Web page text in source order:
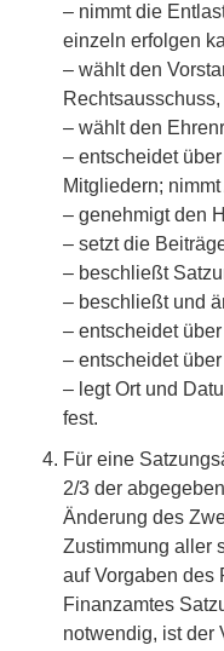
– nimmt die
einzeln erfolgen
– wählt den
Rechtsausschuss,
– wählt den
– entscheidet
Mitgliedern;
– genehmigt den
– setzt die
– beschließt
– beschließt und
– entscheidet
– entscheidet
– legt Ort und
fest.
Für eine
2/3 der
Änderung des
Zustimmung aller
auf Vorgaben des
Finanzamtes
notwendig, ist der